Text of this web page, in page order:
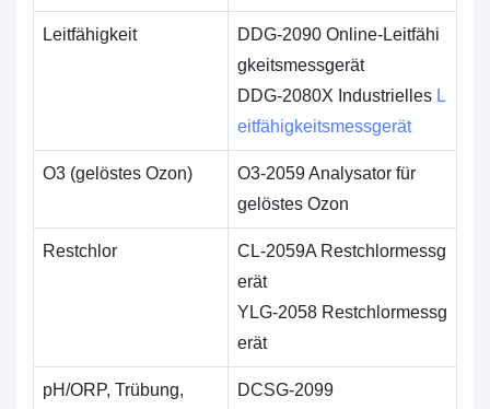
Leitfähigkeit
DDG-2090 Online-Leitfähi
gkeitsmessgerät
DDG-2080X Industrielles L
eitfähigkeitsmessgerät
O3 (gelöstes Ozon)
O3-2059 Analysator für
gelöstes Ozon
Restchlor
CL-2059A Restchlormessg
erät
YLG-2058 Restchlormessg
erät
pH/ORP, Trübung,
DCSG-2099